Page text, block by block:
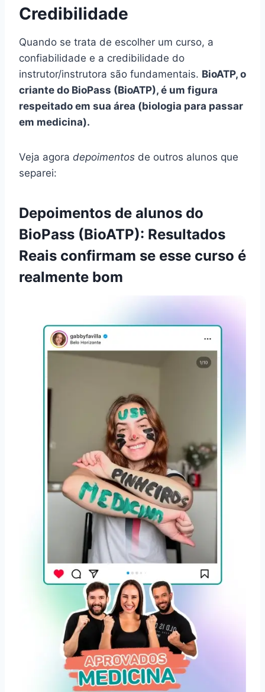
Credibilidade
Quando se trata de escolher um curso, a
confiabilidade e a credibilidade do
instrutor/instrutora são fundamentais. BioATP, o
criante do BioPass (BioATP), é um figura
respeitado em sua área (biologia para passar
em medicina).
Veja agora depoimentos de outros alunos que
separei:
Depoimentos de alunos do
BioPass (BioATP): Resultados
Reais confirmam se esse curso é
realmente bom